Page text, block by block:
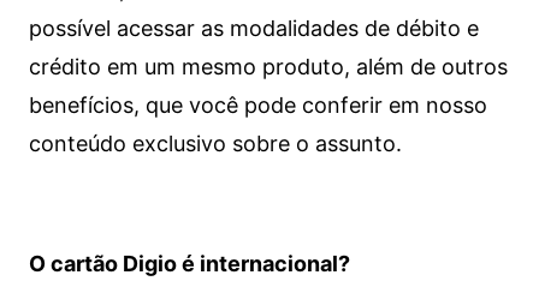
possível acessar as modalidades de débito e
crédito em um mesmo produto, além de outros
benefícios, que você pode conferir em nosso
conteúdo exclusivo sobre o assunto.
O cartão Digio é internacional?